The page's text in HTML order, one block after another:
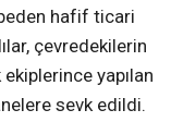
hafif ticari
çevredekilerin
yapılan
sevk edildi.